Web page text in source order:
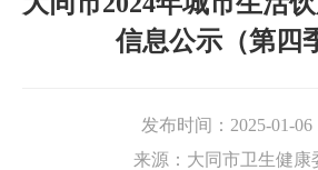
信息公示（第四
发布时间： 2025-01-06
来源： 大同市卫生健康